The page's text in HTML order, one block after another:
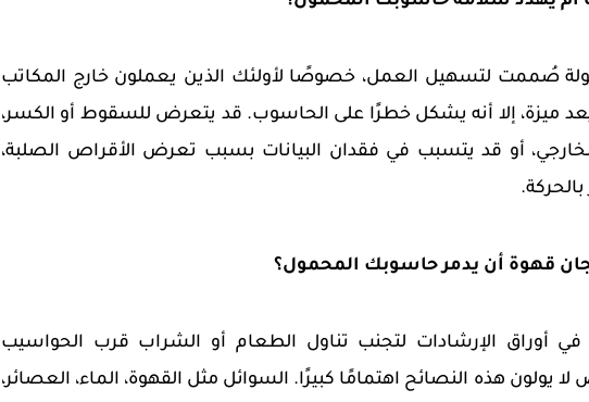
صُممت لتسهيل العمل، خصوصًا لأولئك الذين يعملون خارج المكاتب
ميزة، إلا أنه يشكل خطرًا على الحاسوب. قد يتعرض للسقوط أو الكسر،
أو قد يتسبب في فقدان البيانات بسبب تعرض الأقراص الصلبة،
في أوراق الإرشادات لتجنب تناول الطعام أو الشراب قرب الحواسيب
يولون هذه النصائح اهتمامًا كبيرًا. السوائل مثل القهوة، الماء، العصائر،